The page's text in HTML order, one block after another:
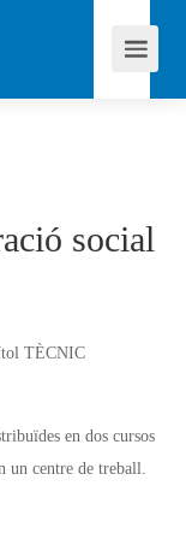
social
TÈCNIC
en dos cursos
un centre de treball.